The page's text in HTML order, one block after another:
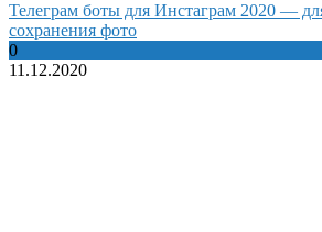
Телеграм боты для Инстаграм 2020 —
сохранения фото
0
11.12.2020